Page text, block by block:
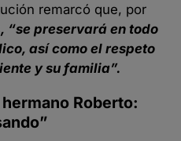
remarcó que, por
, “se preservará en todo
así como el respeto
y su familia”.
Roberto: